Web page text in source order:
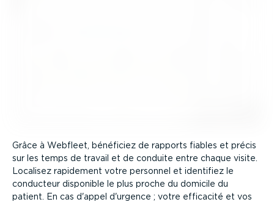
Grâce à Webfleet, bénéficiez de rapports fiables et précis
sur les temps de travail et de conduite entre chaque visite.
Localisez rapidement votre personnel et identifiez le
conducteur disponible le plus proche du domicile du
patient. En cas d'appel d'urgence ; votre efficacité et vos